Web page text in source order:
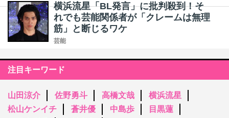
横浜流星「BL発言」に批判殺到！そ
れでも芸能関係者が「クレームは無理
筋」と断じるワケ
芸能
注目キーワード
山田涼介 佐野勇斗 高橋文哉
横浜流星
松山ケンイチ
蒼井優 中島歩
目黒蓮